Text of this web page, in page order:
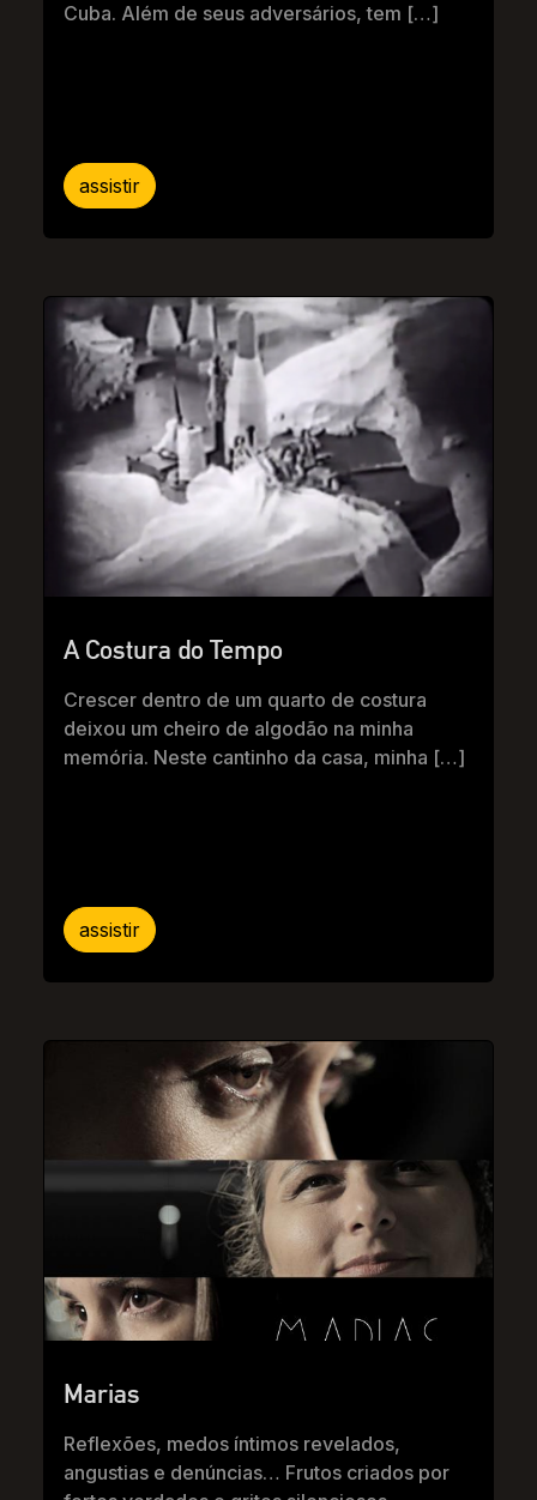
Cuba. Além de seus adversários, tem […]
assistir
A Costura do Tempo
Crescer dentro de um quarto de costura
deixou um cheiro de algodão na minha
memória. Neste cantinho da casa, minha […]
assistir
Marias
Reflexões, medos íntimos revelados,
angustias e denúncias… Frutos criados por